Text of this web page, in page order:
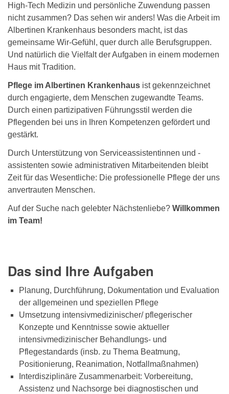
High-Tech Medizin und persönliche Zuwendung passen
nicht zusammen? Das sehen wir anders! Was die Arbeit im
Albertinen Krankenhaus besonders macht, ist das
gemeinsame Wir-Gefühl, quer durch alle Berufsgruppen.
Und natürlich die Vielfalt der Aufgaben in einem modernen
Haus mit Tradition.
Pflege im Albertinen Krankenhaus ist gekennzeichnet
durch engagierte, dem Menschen zugewandte Teams.
Durch einen partizipativen Führungsstil werden die
Pflegenden bei uns in Ihren Kompetenzen gefördert und
gestärkt.
Durch Unterstützung von Serviceassistentinnen und -
assistenten sowie administrativen Mitarbeitenden bleibt
Zeit für das Wesentliche: Die professionelle Pflege der uns
anvertrauten Menschen.
Auf der Suche nach gelebter Nächstenliebe? Willkommen
im Team!
Das sind Ihre Aufgaben
Planung, Durchführung, Dokumentation und Evaluation
der allgemeinen und speziellen Pflege
Umsetzung intensivmedizinischer/ pflegerischer
Konzepte und Kenntnisse sowie aktueller
intensivmedizinischer Behandlungs- und
Pflegestandards (insb. zu Thema Beatmung,
Positionierung, Reanimation, Notfallmaßnahmen)
Interdisziplinäre Zusammenarbeit: Vorbereitung,
Assistenz und Nachsorge bei diagnostischen und